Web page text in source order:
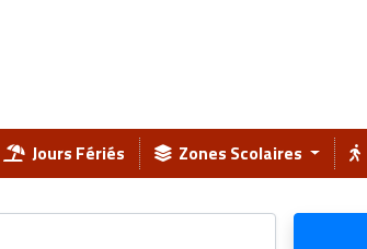
Jours Fériés Zones Scolaires